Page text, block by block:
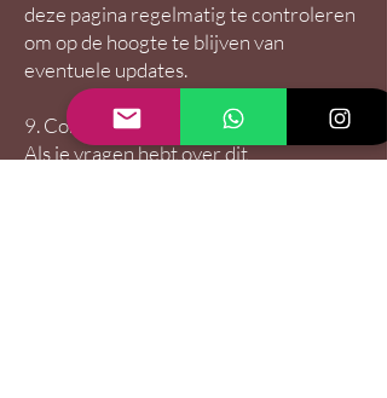
deze pagina regelmatig te controleren
om op de hoogte te blijven van
eventuele updates.
9. Contactinformatie
Als je vragen hebt over dit